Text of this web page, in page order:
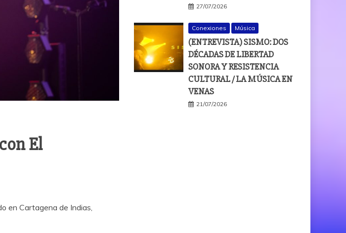
El
en Cartagena de Indias,
27/07/2026
Conexiones Música
(ENTREVISTA) SISMO: DOS
DÉCADAS DE LIBERTAD
SONORA Y RESISTENCIA
CULTURAL / LA MÚSICA EN
VENAS
21/07/2026